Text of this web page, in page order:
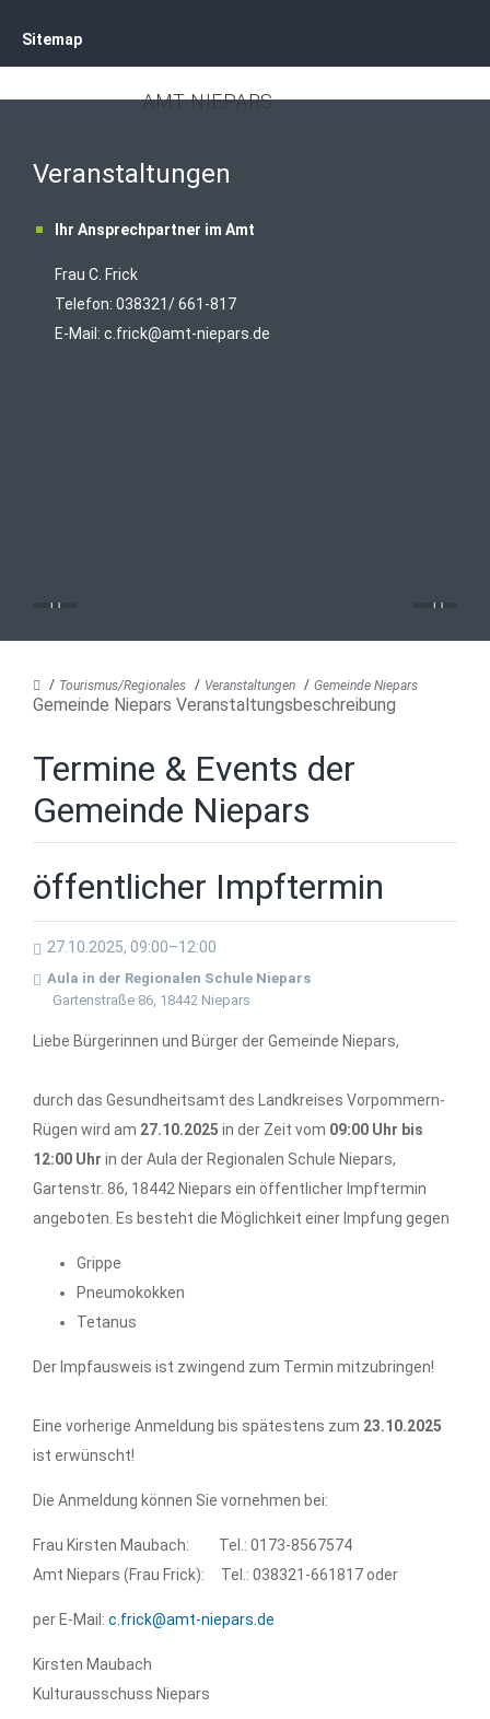
AMT NIEPARS
Sitemap
Veranstaltungen
Ihr Ansprechpartner im Amt
Frau C. Frick
Telefon: 038321/ 661-817
E-Mail: c.frick@amt-niepars.de
Tourismus/Regionales Veranstaltungen Gemeinde Niepars
Gemeinde Niepars Veranstaltungsbeschreibung
Termine & Events der
Gemeinde Niepars
öffentlicher Impftermin
27.10.2025, 09:00–12:00
Aula in der Regionalen Schule Niepars
Gartenstraße 86, 18442 Niepars
Liebe Bürgerinnen und Bürger der Gemeinde Niepars,
durch das Gesundheitsamt des Landkreises Vorpommern-
Rügen wird am 27.10.2025 in der Zeit vom 09:00 Uhr bis
12:00 Uhr in der Aula der Regionalen Schule Niepars,
Gartenstr. 86, 18442 Niepars ein öffentlicher Impftermin
angeboten. Es besteht die Möglichkeit einer Impfung gegen
Grippe
Pneumokokken
Tetanus
Der Impfausweis ist zwingend zum Termin mitzubringen!
Eine vorherige Anmeldung bis spätestens zum 23.10.2025
ist erwünscht!
Die Anmeldung können Sie vornehmen bei:
Frau Kirsten Maubach: Tel.: 0173-8567574
Amt Niepars (Frau Frick): Tel.: 038321-661817 oder
per E-Mail: c.frick@amt-niepars.de
Kirsten Maubach
Kulturausschuss Niepars